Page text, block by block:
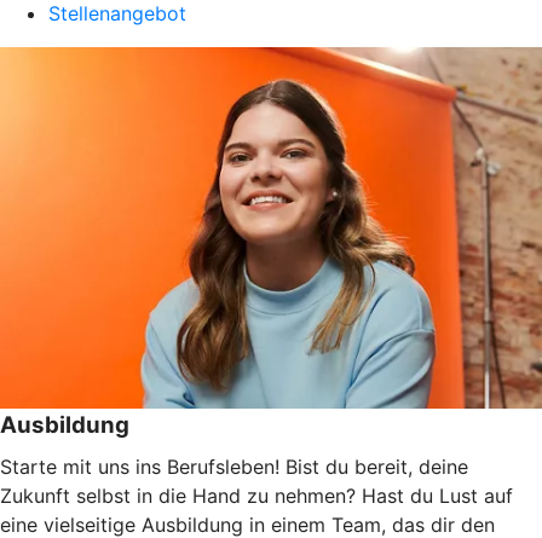
Stellenangebot
Ausbildung
Starte mit uns ins Berufsleben! Bist du bereit, deine
Zukunft selbst in die Hand zu nehmen? Hast du Lust auf
eine vielseitige Ausbildung in einem Team, das dir den